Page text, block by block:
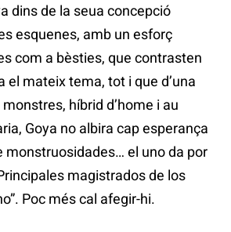
dins de la seua concepció
esquenes, amb un esforç
com a bèsties, que contrasten
el mateix tema, tot i que d’una
híbrid d’home i au
Goya no albira cap esperança
monstruosidades… el uno da por
magistrados de los
Poc més cal afegir-hi.